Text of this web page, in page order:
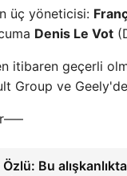
üç yöneticisi:
Denis Le Vot
itibaren geçerli
Group ve
Bu